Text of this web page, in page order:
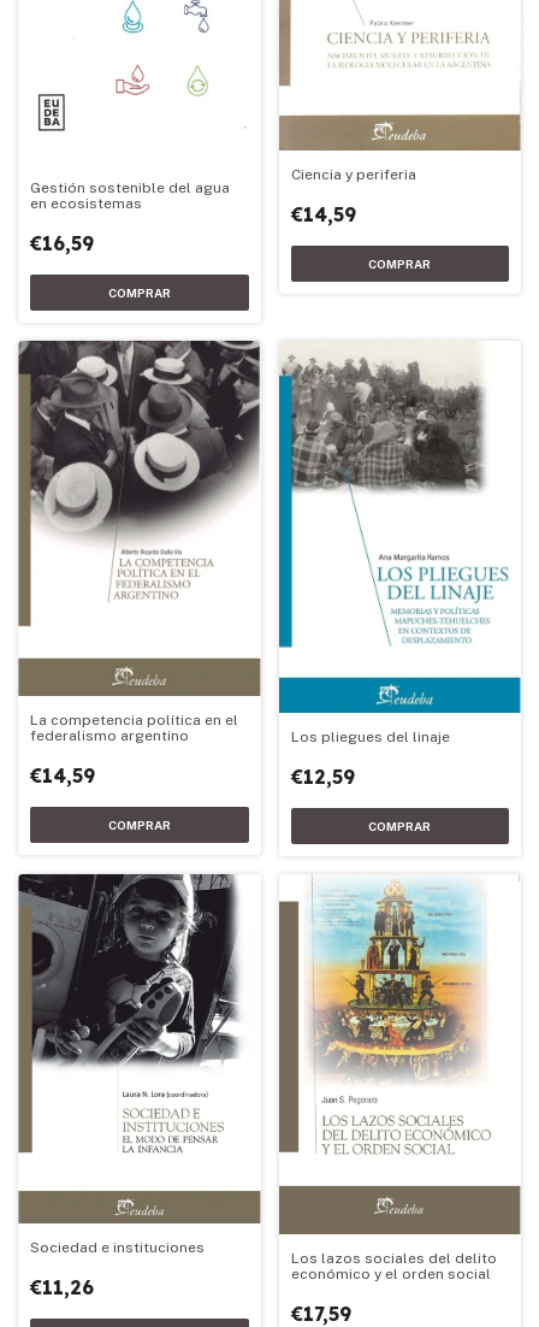
Gestión sostenible del agua
en ecosistemas
€16,59
Ciencia y periferia
€14,59
La competencia política en el
federalismo argentino
€14,59
Los pliegues del linaje
€12,59
Sociedad e instituciones
€11,26
Los lazos sociales del delito
económico y el orden social
€17,59